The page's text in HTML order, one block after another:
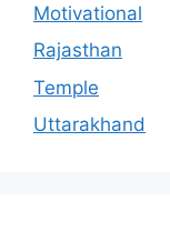
Motivational
Rajasthan
Temple
Uttarakhand